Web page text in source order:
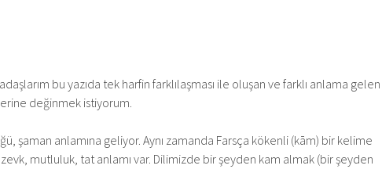
bu yazıda tek harfin farklılaşması ile oluşan ve farklı anlama gelen
değinmek istiyorum.
şaman anlamına geliyor. Aynı zamanda Farsça kökenli (kām) bir kelime
mutluluk, tat anlamı var. Dilimizde bir şeyden kam almak (bir şeyden